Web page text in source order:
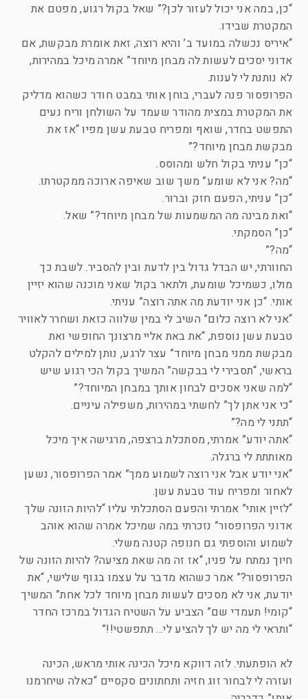
“כן, במה אני יכול לעזור לכן?” שאל בקול רגוע, מפטם את
המקטרת שבידו.
“איריס נכשלה במועד ב’ והיא רוצה, זאת אומרת מבקשת, אם
אדוני יסכים לעשות לה מבחן מיוחד” אמרה מיכל במהירות,
לא נותנת לי לענות.
הפרופסור פנה לעברי, בוחן אותי במבט חודר כשהוא מדליק
את המקטרת במצית מהודר שעמד על השולחן וריח נעים
התפשט בחדר, שואף ומפריח טבעת עשן מפיו “אז את
מבקשת מבחן מיוחד?”
“כן” עניתי בקול חלש ומהוסס.
“מה? אני לא שומע” משך שוב שאיפה ארוכה ממקטרתו.
“כן” עניתי, הפעם חזק וברור.
“ואת מבינה מה המשמעות של מבחן מיוחד?” שאל.
“כן” הסמקתי.
“מה?”
החוורתי, יש הבדל גדול בין לדעת ובין להסביר. לשבת כך
מולו, כשמיכל שומעת, ולתאר בקול שאני מוכנה שהוא יזיין
אותי. “כן אני יודעת מה אתה רוצה” עניתי.
“אני לא רוצה כלום” השיב לי במין שלווה כזאת ושחרר לאוויר
טבעת עשן נוספת, “את באת אליי מרצונך החופשי ואת
מבקשת ממני מבחן מיוחד” עצר לרגע, נותן למילים להקלט
בראשי, “תסבירי לי בבקשה” המשיך בקול הכי רגוע שיש
“למה שאני אסכים לבחון אותך במבחן המיוחד?”
“כי אני אתן לך” לחשתי במהירות, משפילה עיניים.
“תתני לי מה?”
“אתה יודע” אמרתי, מסתכלת ברצפה, מרגישה איך מיכל
מאותתת לי ברגלה.
“אני יודע אבל אני רוצה לשמוע ממך” אמר הפרופסור, נשען
לאחור ומפריח עוד טבעת עשן.
“לזיין אותי” אמרתי והפעם הסתכלתי עליו “להיות הזונה שלך
אדוני הפרופסור” נזכרתי במה שמיכל אמרה שהוא אוהב
לשמוע והוספתי גם חנופה קטנה משלי.
חיוך נמתח על פניו, “אז זה מה שאת מציעה? להיות הזונה של
הפרופסור?” אמר כשהוא מדבר על עצמו בגוף שלישי, “את
יודעת, אני לא מסכים לעשות מבחן מיוחד לכל אחת” המשיך
“קומי! תעמדי שם” הצביע על השטיח הגדול במרכז החדר
“ותראי לי מה יש לך להציע לי… תתפשטי!!”
לא הופתעתי. לזה דווקא מיכל הכינה אותי מראש, הכינה
ועזרה לי לבחור זוג חזיה ותחתונים סקסיים “כאלה שיחרמנו